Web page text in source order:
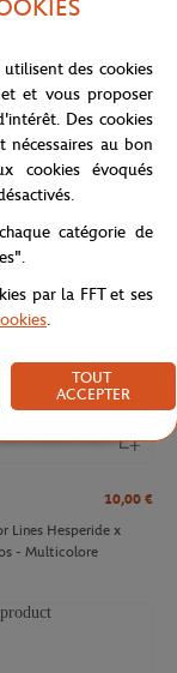
10,00 €
Lines Hesperide x
- Multicolore
utilisent des cookies
et vous proposer
Des cookies
au bon
cookies évoqués
catégorie de
par la FFT et ses
.
TOUT
ACCEPTER